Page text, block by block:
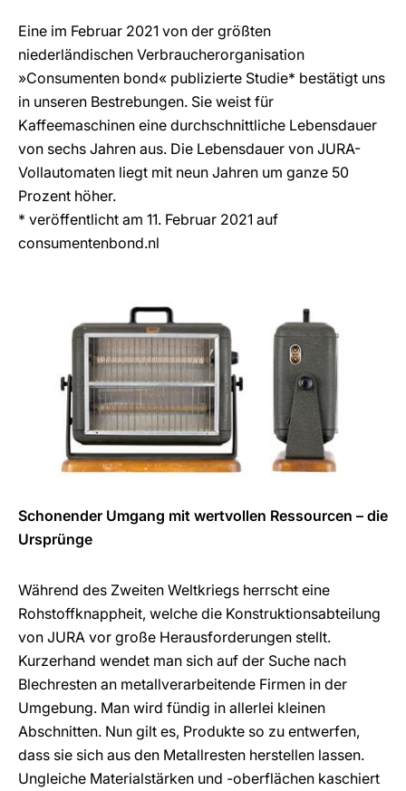
Eine im Februar 2021 von der größten
niederländischen Verbraucherorganisation
»Consumenten bond« publizierte Studie* bestätigt uns
in unseren Bestrebungen. Sie weist für
Kaffeemaschinen eine durchschnittliche Lebensdauer
von sechs Jahren aus. Die Lebensdauer von JURA-
Vollautomaten liegt mit neun Jahren um ganze 50
Prozent höher.
* veröffentlicht am 11. Februar 2021 auf
consumentenbond.nl
Schonender Umgang mit wertvollen Ressourcen – die
Ursprünge
Während des Zweiten Weltkriegs herrscht eine
Rohstoffknappheit, welche die Konstruktionsabteilung
von JURA vor große Herausforderungen stellt.
Kurzerhand wendet man sich auf der Suche nach
Blechresten an metallverarbeitende Firmen in der
Umgebung. Man wird fündig in allerlei kleinen
Abschnitten. Nun gilt es, Produkte so zu entwerfen,
dass sie sich aus den Metallresten herstellen lassen.
Ungleiche Materialstärken und -oberflächen kaschiert